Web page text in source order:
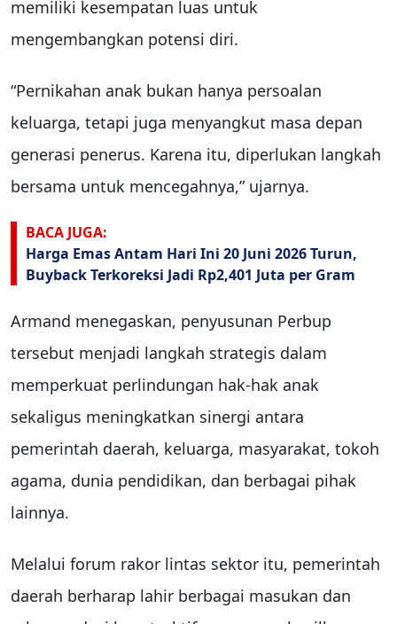
memiliki kesempatan luas untuk
mengembangkan potensi diri.
“Pernikahan anak bukan hanya persoalan
keluarga, tetapi juga menyangkut masa depan
generasi penerus. Karena itu, diperlukan langkah
bersama untuk mencegahnya,” ujarnya.
BACA JUGA:
Harga Emas Antam Hari Ini 20 Juni 2026 Turun,
Buyback Terkoreksi Jadi Rp2,401 Juta per Gram
Armand menegaskan, penyusunan Perbup
tersebut menjadi langkah strategis dalam
memperkuat perlindungan hak-hak anak
sekaligus meningkatkan sinergi antara
pemerintah daerah, keluarga, masyarakat, tokoh
agama, dunia pendidikan, dan berbagai pihak
lainnya.
Melalui forum rakor lintas sektor itu, pemerintah
daerah berharap lahir berbagai masukan dan